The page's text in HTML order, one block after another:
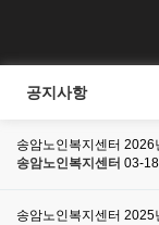
공지사항
송암노인복지센터 2026
송암노인복지센터 03-18
송암노인복지센터